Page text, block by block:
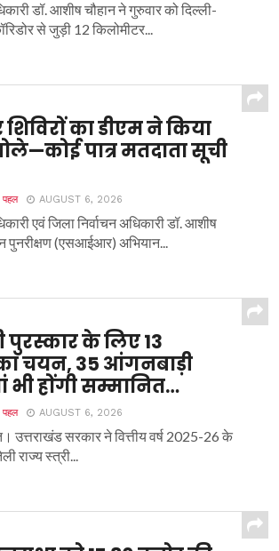
डॉ. आशीष चौहान ने गुरुवार को दिल्ली-
से जुड़ी 12 किलोमीटर...
का डीएम ने किया
पात्र मतदाता सूची
पहल AUGUST 6, 2026
एवं जिला निर्वाचन अधिकारी डॉ. आशीष
पुनरीक्षण (एसआईआर) अभियान...
पुरस्कार के लिए 13
चयन, 35 आंगनबाड़ी
भी होंगी सम्मानित…
पहल AUGUST 6, 2026
उत्तराखंड सरकार ने वित्तीय वर्ष 2025-26 के
राज्य स्त्री...